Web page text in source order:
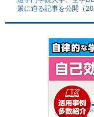
景に迫る記事を公開（